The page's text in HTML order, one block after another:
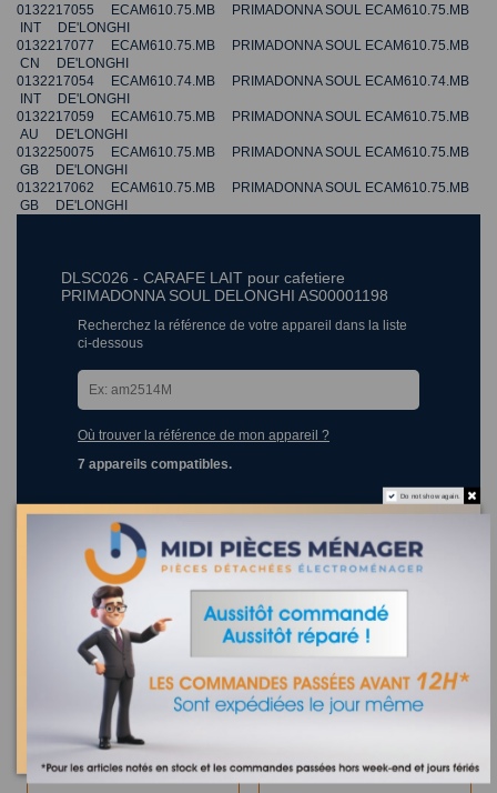
0132217055 ECAM610.75.MB PRIMADONNA SOUL ECAM610.75.MB
INT DE'LONGHI
0132217077 ECAM610.75.MB PRIMADONNA SOUL ECAM610.75.MB
CN DE'LONGHI
0132217054 ECAM610.74.MB PRIMADONNA SOUL ECAM610.74.MB
INT DE'LONGHI
0132217059 ECAM610.75.MB PRIMADONNA SOUL ECAM610.75.MB
AU DE'LONGHI
0132250075 ECAM610.75.MB PRIMADONNA SOUL ECAM610.75.MB
GB DE'LONGHI
0132217062 ECAM610.75.MB PRIMADONNA SOUL ECAM610.75.MB
GB DE'LONGHI
DLSC026 - CARAFE LAIT pour cafetiere
PRIMADONNA SOUL DELONGHI AS00001198
Recherchez la référence de votre appareil dans la liste
ci-dessous
Où trouver la référence de mon appareil ?
7 appareils compatibles.
Les clients qui ont acheté ce produit ont également acheté :
Do not show again.